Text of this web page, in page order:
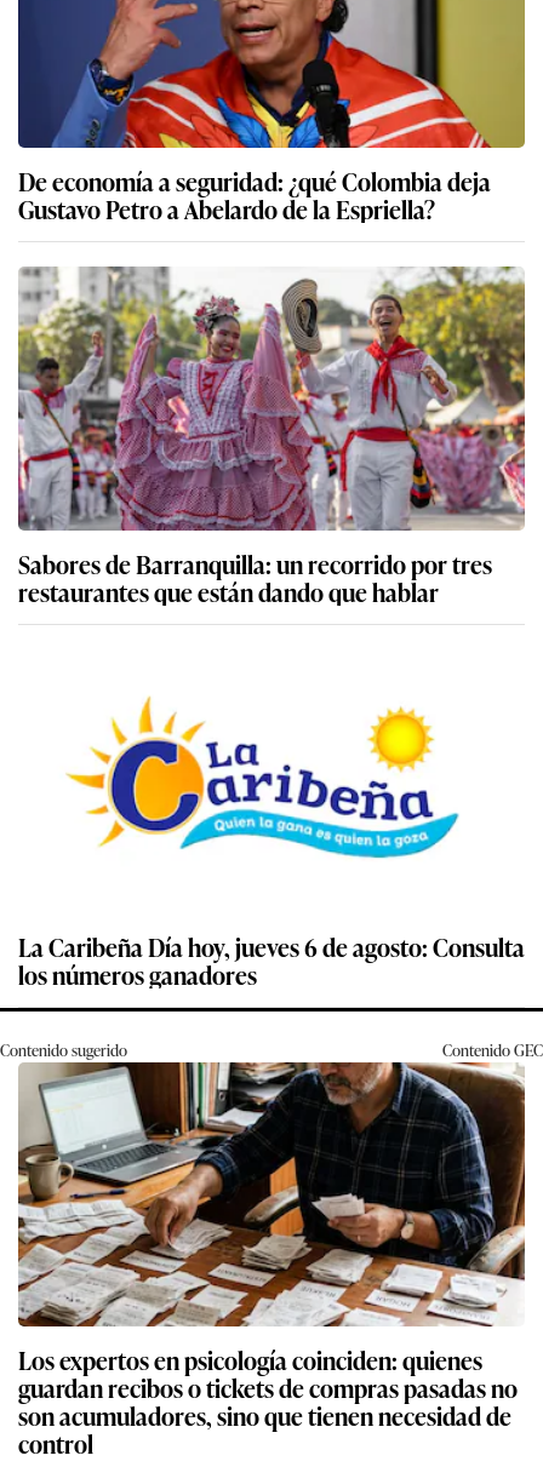
De economía a seguridad: ¿qué Colombia deja
Gustavo Petro a Abelardo de la Espriella?
Sabores de Barranquilla: un recorrido por tres
restaurantes que están dando que hablar
La Caribeña Día hoy, jueves 6 de agosto: Consulta
los números ganadores
Contenido sugerido ContenidoGEC
Los expertos en psicología coinciden: quienes
guardan recibos o tickets de compras pasadas no
son acumuladores, sino que tienen necesidad de
control